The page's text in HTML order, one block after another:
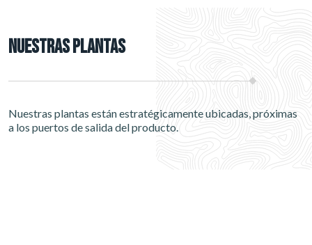
NUESTRAS PLANTAS
Nuestras plantas estánestratégicamente ubicadas, próximas
a los puertos de salida del producto.